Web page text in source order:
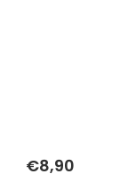
€8,90